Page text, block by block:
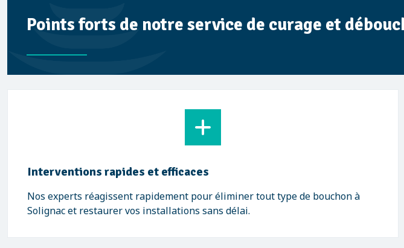
Points forts de notre service de curage et
Interventions rapides et efficaces
Nos experts réagissent rapidement pour éliminer tout type de bouchon à
Solignac et restaurer vos installations sans délai.